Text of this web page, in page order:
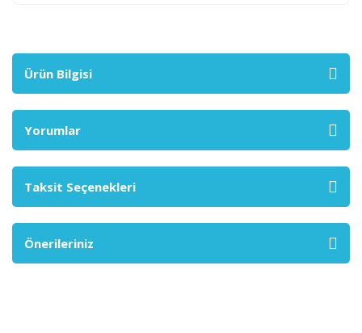
Ürün Bilgisi
Yorumlar
Taksit Seçenekleri
Önerileriniz